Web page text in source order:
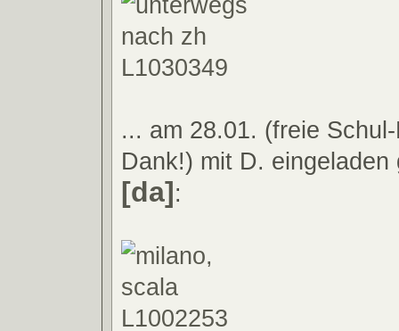
... am 28.01. (freie
Dank!) mit D. eingeladen
[da]: